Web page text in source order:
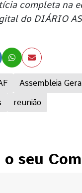
Assembleia
reunião
completa na
do DIÁRIO
o seu